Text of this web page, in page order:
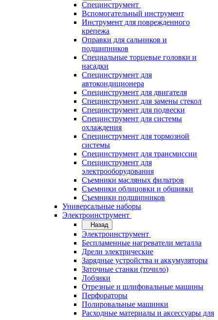
Специнструмент
Вспомогательный инструмент
Инструмент для поврежденного
крепежа
Оправки для сальников и
подшипников
Специальные торцевые головки и
насадки
Специнструмент для
автокондиционера
Специнструмент для двигателя
Специнструмент для замены стекол
Специнструмент для подвески
Специнструмент для системы
охлаждения
Специнструмент для тормозной
системы
Специнструмент для трансмиссии
Специнструмент для
электрооборудования
Съемники масляных фильтров
Съемники облицовки и обшивки
Съемники подшипников
Универсальные наборы
Электроинструмент
Назад
Электроинструмент
Беспламенные нагреватели металла
Дрели электрические
Зарядные устройства и аккумуляторы
Заточные станки (точило)
Лобзики
Отрезные и шлифовальные машины
Перфораторы
Полировальные машинки
Расходные материалы и аксессуары для